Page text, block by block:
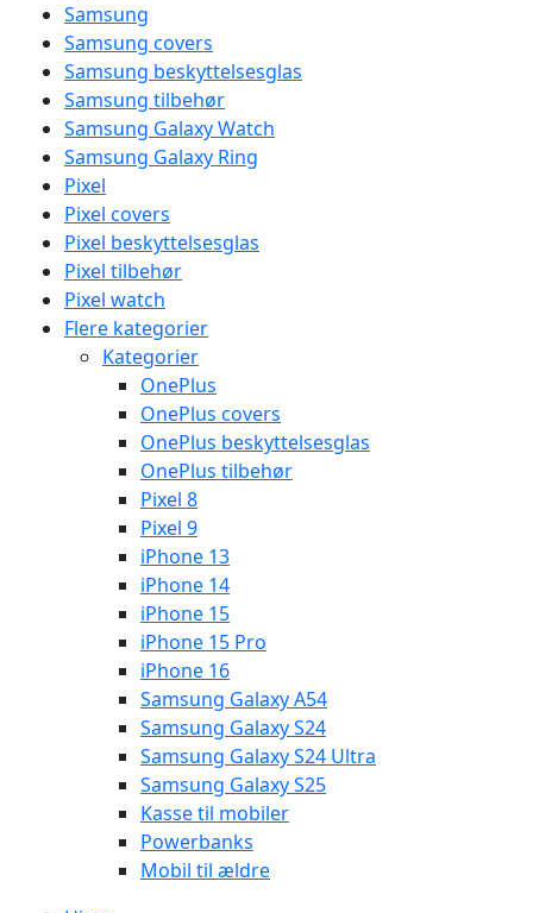
Samsung
Samsung covers
Samsung beskyttelsesglas
Samsung tilbehør
Samsung Galaxy Watch
Samsung Galaxy Ring
Pixel
Pixel covers
Pixel beskyttelsesglas
Pixel tilbehør
Pixel watch
Flere kategorier
Kategorier
OnePlus
OnePlus covers
OnePlus beskyttelsesglas
OnePlus tilbehør
Pixel 8
Pixel 9
iPhone 13
iPhone 14
iPhone 15
iPhone 15 Pro
iPhone 16
Samsung Galaxy A54
Samsung Galaxy S24
Samsung Galaxy S24 Ultra
Samsung Galaxy S25
Kasse til mobiler
Powerbanks
Mobil til ældre